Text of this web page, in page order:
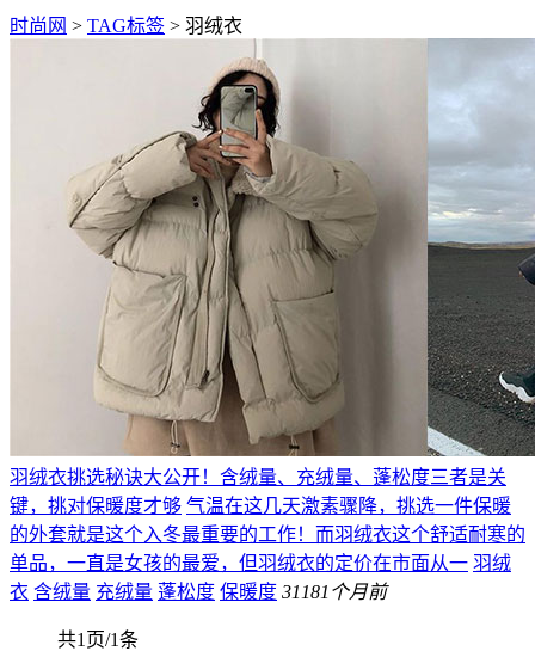
时尚网 > TAG标签 > 羽绒衣
羽绒衣挑选秘诀大公开！含绒量、充绒量、蓬松度三者是关
键，挑对保暖度才够 气温在这几天激素骤降，挑选一件保暖
的外套就是这个入冬最重要的工作！而羽绒衣这个舒适耐寒的
单品，一直是女孩的最爱，但羽绒衣的定价在市面从一 羽绒
衣 含绒量 充绒量 蓬松度 保暖度 31181个月前
共1页/1条